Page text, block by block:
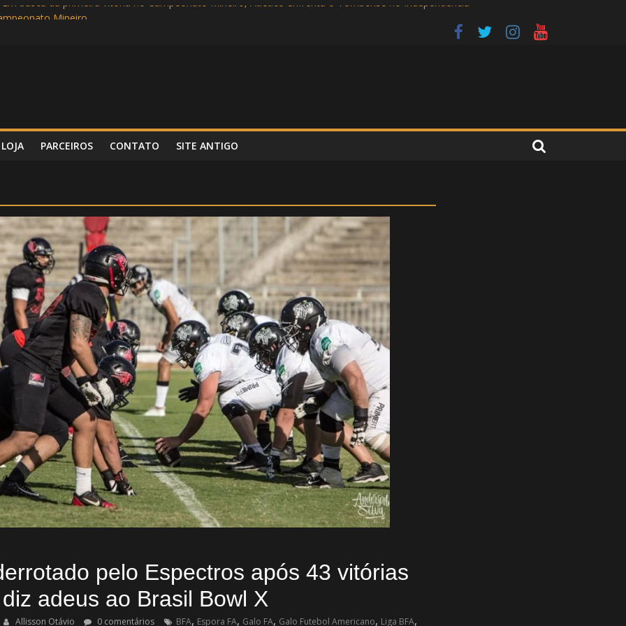
Em busca da primeira vitória no Campeonato Mineiro, Atlético enfrenta o Tombense no Independência
Mineiro
e com show dos garotos, Atlético vence Tombense por 3 a 0 no Independência
LOJA PARCEIROS CONTATO SITE ANTIGO
pelo Espectros após 43 vitórias
adeus ao Brasil Bowl X
Allisson Otávio 0 comentários BFA, Espora FA, Galo FA, Galo Futebol Americano, Liga BFA,